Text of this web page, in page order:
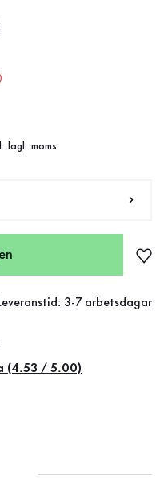
lagl. moms
3-7 arbetsdagar
(4.53 / 5.00)